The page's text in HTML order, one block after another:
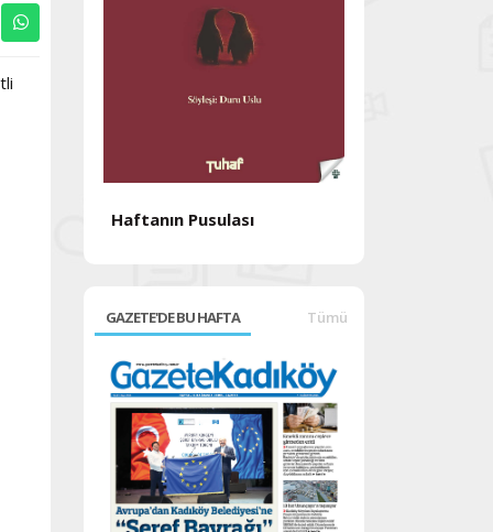
Haftanın Pusulası
GAZETE'DE BU HAFTA Tümü